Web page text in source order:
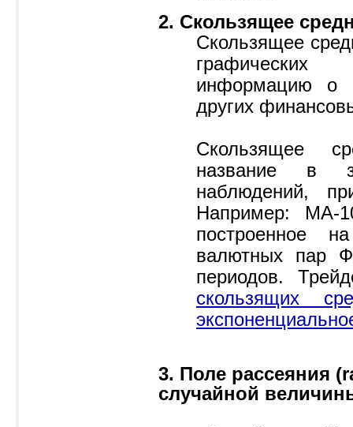
2. Скользящее
Скользящее
графических
информацию о
других
Скользящее
название в
наблюдений,
Например: МА-
построенное
валютных пар
периодов.
скользящих
3. Поле рассеяния
случайной